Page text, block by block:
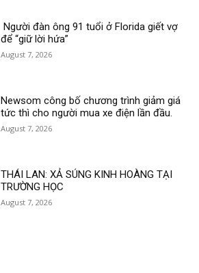
Người đàn ông 91 tuổi ở Florida giết vợ
để “giữ lời hứa”
August 7, 2026
Newsom công bố chương trình giảm giá
tức thì cho người mua xe điện lần đầu.
August 7, 2026
THÁI LAN: XẢ SÚNG KINH HOÀNG TẠI
TRƯỜNG HỌC
August 7, 2026